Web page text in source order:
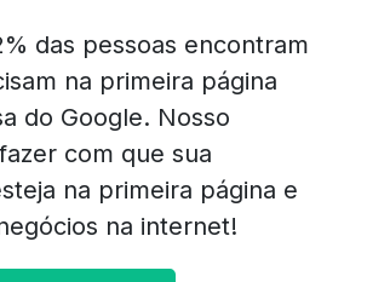
das pessoas encontram
na primeira página
do Google. Nosso
com que sua
na primeira página e
na internet!